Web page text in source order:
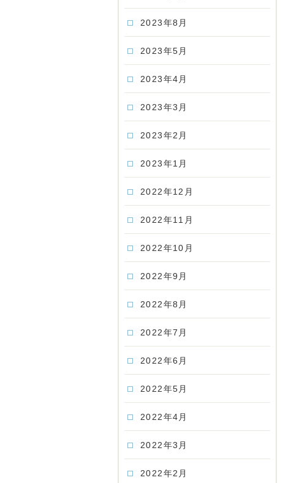
2023年8月
2023年5月
2023年4月
2023年3月
2023年2月
2023年1月
2022年12月
2022年11月
2022年10月
2022年9月
2022年8月
2022年7月
2022年6月
2022年5月
2022年4月
2022年3月
2022年2月